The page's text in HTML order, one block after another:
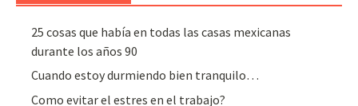
25 cosas que había en todas las casas mexicanas
durante los años 90
Cuando estoy durmiendo bien tranquilo…
Como evitar el estres en el trabajo?